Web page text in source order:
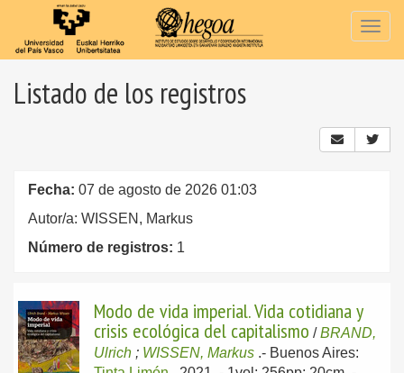
Listado de los registros
Fecha: 07 de agosto de 2026 01:03
Autor/a: WISSEN, Markus
Número de registros: 1
Modo de vida imperial. Vida cotidiana y
crisis ecológica del capitalismo /BRAND,
Ulrich ; WISSEN, Markus .- Buenos Aires: